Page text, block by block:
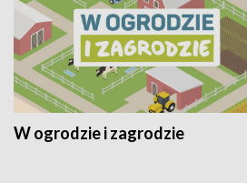
W ogrodzie i zagrodzie